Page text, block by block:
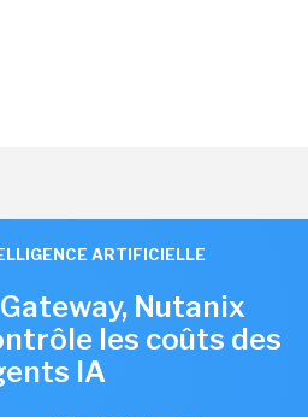
ARTIFICIELLE
Nutanix
les coûts des
IA